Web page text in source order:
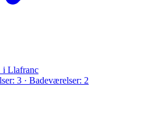
i Llafranc
3 · Badeværelser: 2